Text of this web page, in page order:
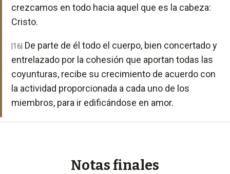
crezcamos en todo hacia aquel que es la cabeza:
Cristo.
|16| De parte de él todo el cuerpo, bien concertado y
entrelazado por la cohesión que aportan todas las
coyunturas, recibe su crecimiento de acuerdo con
la actividad proporcionada a cada uno de los
miembros, para ir edificándose en amor.
Notas finales